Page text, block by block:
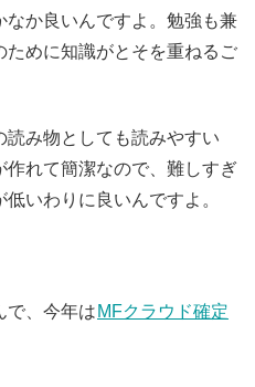
なか良いんですよ。勉強も兼
めに知識がとそを重ねるご
読み物としても読みやすい
作れて簡潔なので、難しすぎ
いわりに良いんですよ。
で、今年は MFクラウド確定